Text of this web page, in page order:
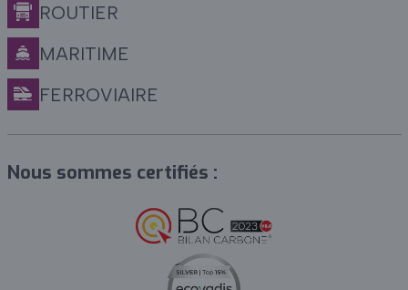
ROUTIER
MARITIME
FERROVIAIRE
Nous sommes certifiés :